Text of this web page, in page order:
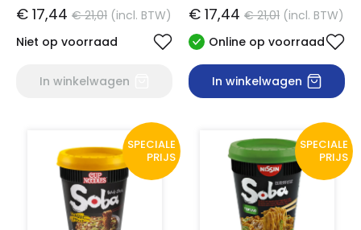
€ 17,44 € 21,01 (incl. BTW)
Niet op voorraad
In winkelwagen
€ 17,44 € 21,01 (incl. BTW)
Online op voorraad
In winkelwagen
SPECIALE
PRIJS
SPECIALE
PRIJS